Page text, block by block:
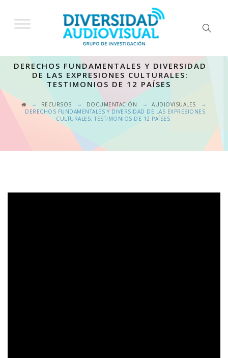
DERECHOS FUNDAMENTALES Y DIVERSIDAD
DE LAS EXPRESIONES CULTURALES:
TESTIMONIOS DE 12 PAÍSES
→ RECURSOS → DOCUMENTACIÓN → AUDIOVISUALES →
DERECHOS FUNDAMENTALES Y DIVERSIDAD DE LAS EXPRESIONES
CULTURALES: TESTIMONIOS DE 12 PAÍSES